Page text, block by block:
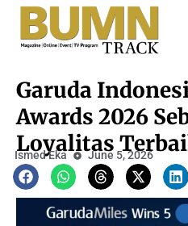
Garuda
Awards 2026
Loyalitas
Ismed Eka June 5, 2026